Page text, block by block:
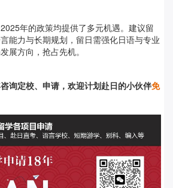
年的政策均提供了多元机遇。建议留
能力与长期规划，留日需强化日语与专业
展方向 ，抢占先机。
询定校、申请，欢迎计划赴日的小伙伴免